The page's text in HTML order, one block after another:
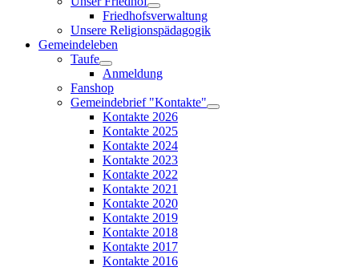
Friedhofsverwaltung
Unsere Religionspädagogik
Gemeindeleben
Taufe
Anmeldung
Fanshop
Gemeindebrief "Kontakte"
Kontakte 2026
Kontakte 2025
Kontakte 2024
Kontakte 2023
Kontakte 2022
Kontakte 2021
Kontakte 2020
Kontakte 2019
Kontakte 2018
Kontakte 2017
Kontakte 2016